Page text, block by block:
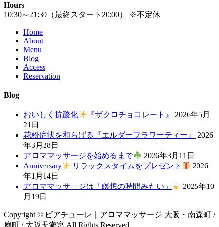
Hours
10:30～21:30（最終スタート20:00） ※不定休
Home
About
Menu
Blog
Access
Reservation
Blog
おいしく抗酸化 『ザクロチョコレート』
2026年5月
21日
花粉症状を和らげる『エルダーフラワーティー』
2026
年3月28日
アロママッサージを始めるまで
2026年3月11日
Anniversary
リラックスタイムをプレゼント
2026
年1月14日
アロママッサージは「瞑想の時間みたい」
2025年10
月19日
Copyright © ピアチューレ｜アロママッサージ 大阪・南森町 /
扇町 / 大阪天満宮 All Rights Reserved.